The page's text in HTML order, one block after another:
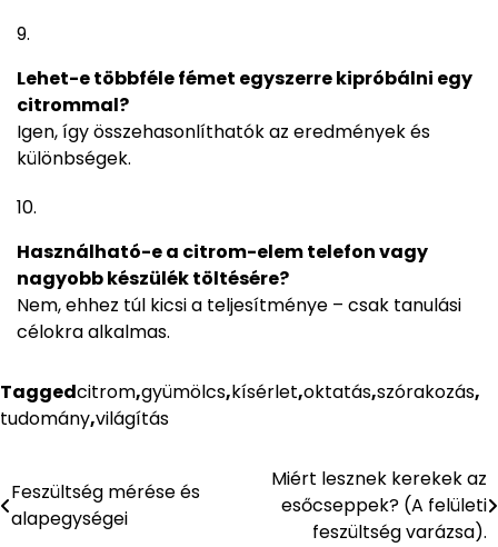
Lehet-e többféle fémet egyszerre kipróbálni egy
citrommal?
Igen, így összehasonlíthatók az eredmények és
különbségek.
Használható-e a citrom-elem telefon vagy
nagyobb készülék töltésére?
Nem, ehhez túl kicsi a teljesítménye – csak tanulási
célokra alkalmas.
Taggedcitrom,gyümölcs,kísérlet,oktatás,szórakozás,
tudomány,világítás
Bejegyzés
navigáció
Feszültség mérése és
alapegységei
Miért lesznek kerekek az
esőcseppek? (A felületi
feszültség varázsa).